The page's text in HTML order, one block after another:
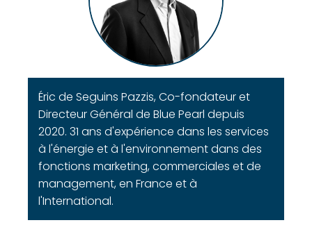
Éric de Seguins Pazzis, Co-fondateur et
Directeur Général de Blue Pearl depuis
2020. 31 ans d'expérience dans les services
à l'énergie et à l'environnement dans des
fonctions marketing, commerciales et de
management, en France et à
l'International.